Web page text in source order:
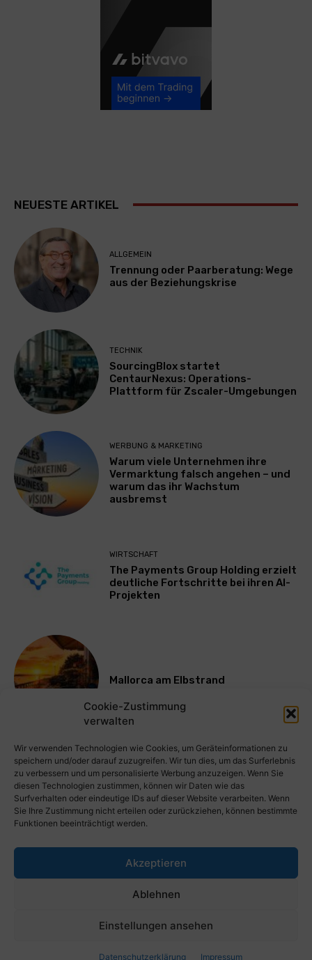
Cookie-Zustimmung
verwalten
Wir verwenden Technologien wie Cookies, um Geräteinformationen zu
speichern und/oder darauf zuzugreifen. Wir tun dies, um das Surferlebnis
zu verbessern und um personalisierte Werbung anzuzeigen. Wenn Sie
diesen Technologien zustimmen, können wir Daten wie das
Surfverhalten oder eindeutige IDs auf dieser Website verarbeiten. Wenn
Sie Ihre Zustimmung nicht erteilen oder zurückziehen, können bestimmte
Funktionen beeinträchtigt werden.
Akzeptieren
Ablehnen
Einstellungen ansehen
Datenschutzerklärung Impressum
NEUESTE ARTIKEL
ALLGEMEIN
Trennung oder Paarberatung: Wege
aus der Beziehungskrise
TECHNIK
SourcingBlox startet
CentaurNexus: Operations-
Plattform für Zscaler-Umgebungen
WERBUNG & MARKETING
Warum viele Unternehmen ihre
Vermarktung falsch angehen – und
warum das ihr Wachstum
ausbremst
WIRTSCHAFT
The Payments Group Holding erzielt
deutliche Fortschritte bei ihren AI-
Projekten
Mallorca am Elbstrand
Mehr laden
wichtige PresseMitteilungen auf PresseWorld veröffentlichen.